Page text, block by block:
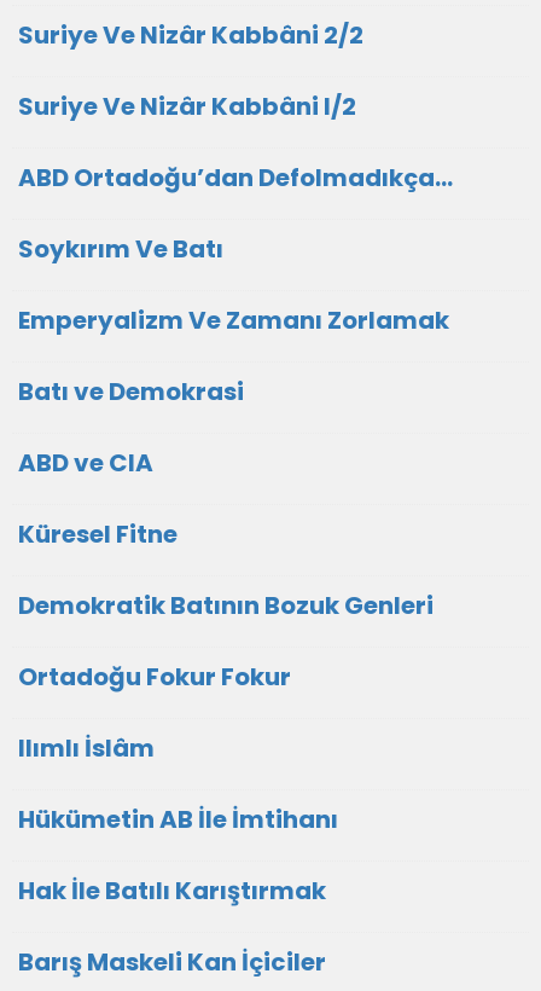
Suriye Ve Nizâr Kabbâni 2/2
Suriye Ve Nizâr Kabbâni I/2
ABD Ortadoğu’dan Defolmadıkça…
Soykırım Ve Batı
Emperyalizm Ve Zamanı Zorlamak
Batı ve Demokrasi
ABD ve CIA
Küresel Fitne
Demokratik Batının Bozuk Genleri
Ortadoğu Fokur Fokur
Ilımlı İslâm
Hükümetin AB İle İmtihanı
Hak İle Batılı Karıştırmak
Barış Maskeli Kan İçiciler